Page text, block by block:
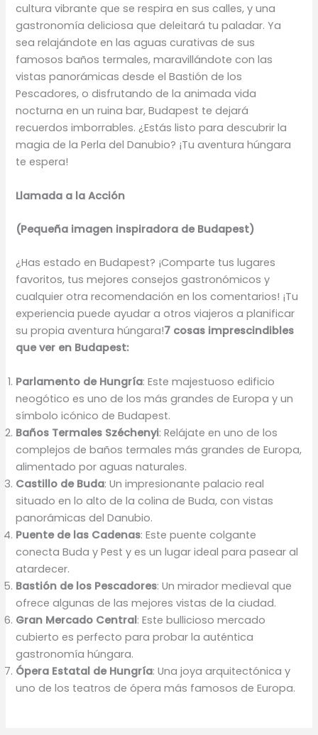
cultura vibrante que se respira en sus calles, y una
gastronomía deliciosa que deleitará tu paladar. Ya
sea relajándote en las aguas curativas de sus
famosos baños termales, maravillándote con las
vistas panorámicas desde el Bastión de los
Pescadores, o disfrutando de la animada vida
nocturna en un ruina bar, Budapest te dejará
recuerdos imborrables. ¿Estás listo para descubrir la
magia de la Perla del Danubio? ¡Tu aventura húngara
te espera!
Llamada a la Acción
(Pequeña imagen inspiradora de Budapest)
¿Has estado en Budapest? ¡Comparte tus lugares
favoritos, tus mejores consejos gastronómicos y
cualquier otra recomendación en los comentarios! ¡Tu
experiencia puede ayudar a otros viajeros a planificar
su propia aventura húngara!7 cosas imprescindibles
que ver en Budapest:
Parlamento de Hungría: Este majestuoso edificio
neogótico es uno de los más grandes de Europa y un
símbolo icónico de Budapest.
Baños Termales Széchenyi: Relájate en uno de los
complejos de baños termales más grandes de Europa,
alimentado por aguas naturales.
Castillo de Buda: Un impresionante palacio real
situado en lo alto de la colina de Buda, con vistas
panorámicas del Danubio.
Puente de las Cadenas: Este puente colgante
conecta Buda y Pest y es un lugar ideal para pasear al
atardecer.
Bastión de los Pescadores: Un mirador medieval que
ofrece algunas de las mejores vistas de la ciudad.
Gran Mercado Central: Este bullicioso mercado
cubierto es perfecto para probar la auténtica
gastronomía húngara.
Ópera Estatal de Hungría: Una joya arquitectónica y
uno de los teatros de ópera más famosos de Europa.